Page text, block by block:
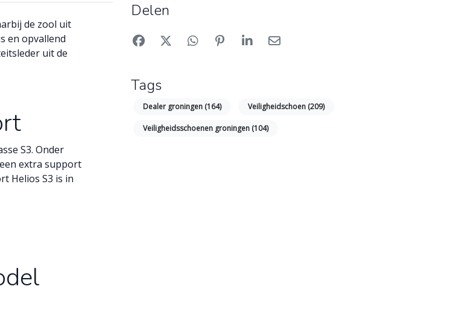
de zool uit
en opvallend
uit de
S3. Onder
extra support
Helios S3 is in
Delen
Tags
Dealer groningen (164) Veiligheidschoen (209)
Veiligheidsschoenen groningen (104)